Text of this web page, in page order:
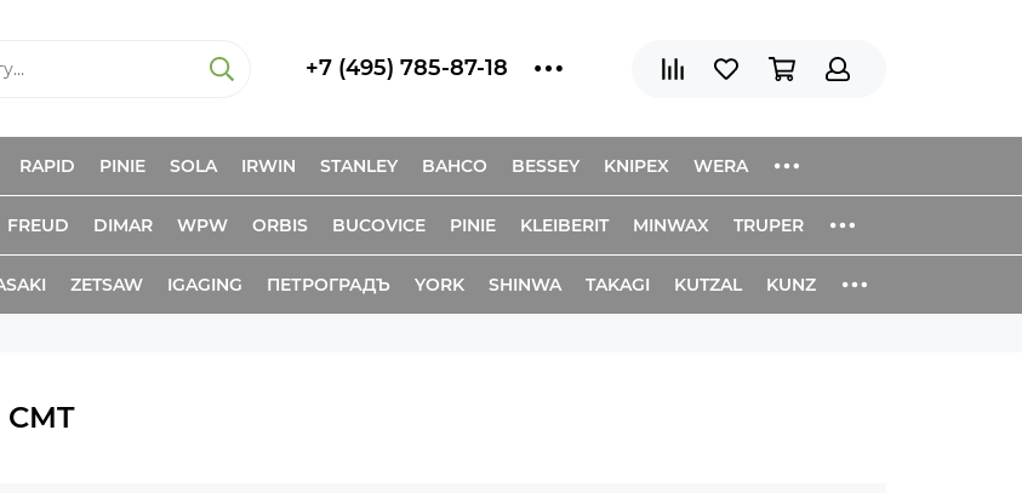
+7 (495) 785-87-18
RAPID PINIE SOLA IRWIN STANLEY BAHCO BESSEY KNIPEX WERA
FREUD DIMAR WPW ORBIS BUCOVICE PINIE KLEIBERIT MINWAX TRUPER
ZETSAW IGAGING ПЕТРОГРАДЪ YORK SHINWA TAKAGI KUTZAL KUNZ